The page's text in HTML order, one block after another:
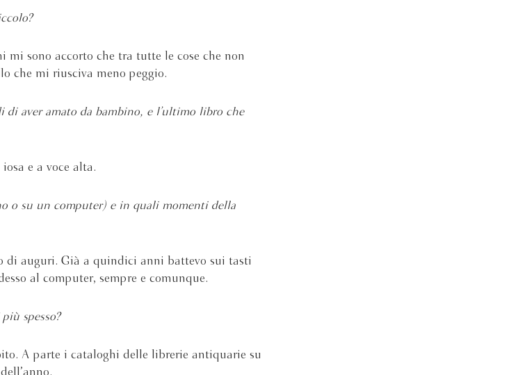
mi sono accorto che tra tutte le cose che non
che mi riusciva meno peggio.
aver amato da bambino, e l’ultimo libro che
e a voce alta.
o su un computer) e in quali momenti della
di auguri. Già a quindici anni battevo sui tasti
al computer, sempre e comunque.
spesso?
A parte i cataloghi delle librerie antiquarie su